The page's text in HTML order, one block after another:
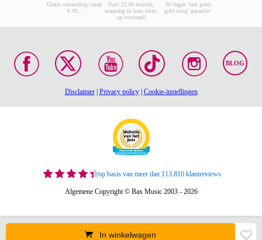
In winkelwagen
Gratis verzending vanaf
€ 99,-
Voor 23:00 besteld,
maandag in huis (mits
op voorraad)
30 dagen 'niet goed
geld terug' garantie!
BLOG
Disclaimer| Privacy policy| Cookie-instellingen
op basis van meer dan 113.816 klantreviews
Algemene Copyright © Bax Music 2003 - 2026